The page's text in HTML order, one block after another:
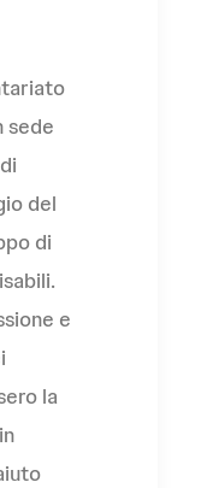
sede
del
di
e
la